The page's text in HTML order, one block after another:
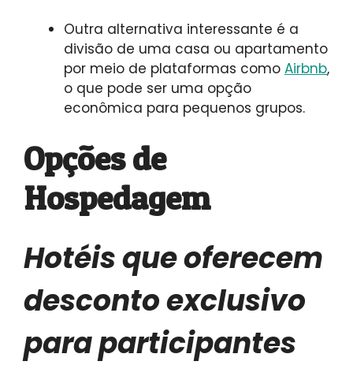
Outra alternativa interessante é a
divisão de uma casa ou apartamento
por meio de plataformas como Airbnb,
o que pode ser uma opção
econômica para pequenos grupos.
Opções de
Hospedagem
Hotéis que oferecem
desconto exclusivo
para participantes